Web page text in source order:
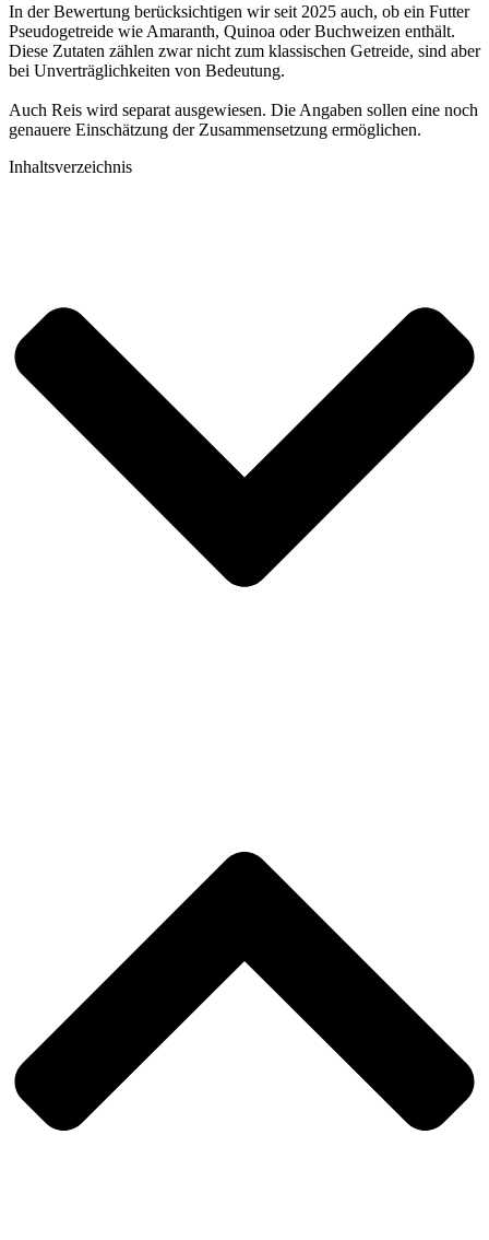
In der Bewertung berücksichtigen wir seit 2025 auch, ob ein Futter
Pseudogetreide wie Amaranth, Quinoa oder Buchweizen enthält.
Diese Zutaten zählen zwar nicht zum klassischen Getreide, sind aber
bei Unverträglichkeiten von Bedeutung.
Auch Reis wird separat ausgewiesen. Die Angaben sollen eine noch
genauere Einschätzung der Zusammensetzung ermöglichen.
Inhaltsverzeichnis​